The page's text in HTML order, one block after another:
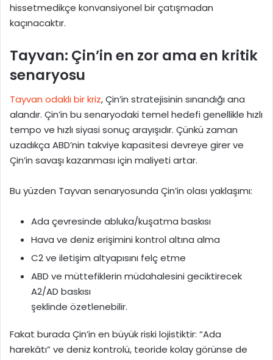
hissetmedikçe konvansiyonel bir çatışmadan
kaçınacaktır.
Tayvan: Çin’in en zor ama en kritik
senaryosu
Tayvan odaklı bir kriz, Çin’in stratejisinin sınandığı ana
alandır. Çin’in bu senaryodaki temel hedefi genellikle hızlı
tempo ve hızlı siyasi sonuç arayışıdır. Çünkü zaman
uzadıkça ABD’nin takviye kapasitesi devreye girer ve
Çin’in savaşı kazanması için maliyeti artar.
Bu yüzden Tayvan senaryosunda Çin’in olası yaklaşımı:
Ada çevresinde abluka/kuşatma baskısı
Hava ve deniz erişimini kontrol altına alma
C2 ve iletişim altyapısını felç etme
ABD ve müttefiklerin müdahalesini geciktirecek
A2/AD baskısı
şeklinde özetlenebilir.
Fakat burada Çin’in en büyük riski lojistiktir: “Ada
harekâtı” ve deniz kontrolü, teoride kolay görünse de